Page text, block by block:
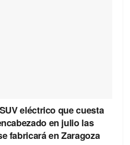
eléctrico que cuesta
en julio las
fabricará en Zaragoza